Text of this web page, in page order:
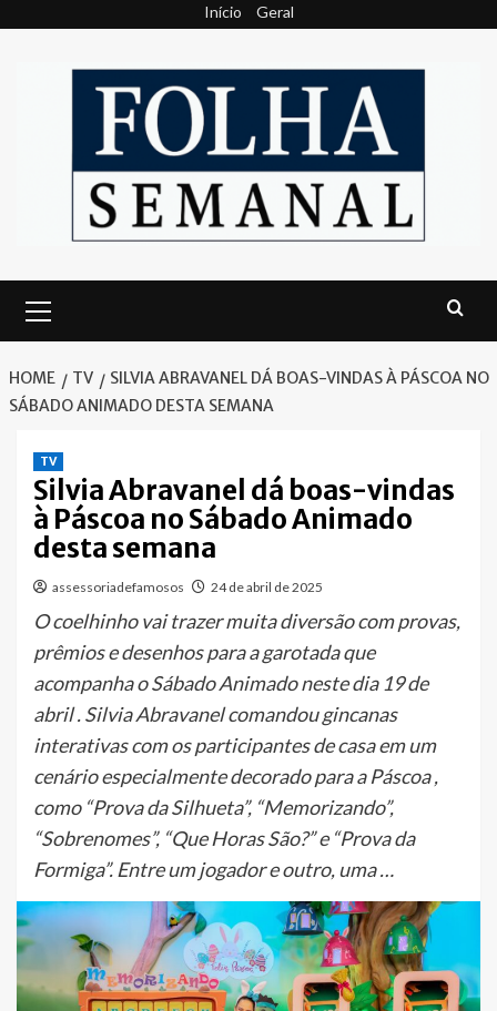
Início Geral
Menu
HOME TV
SILVIA ABRAVANEL DÁ BOAS-VINDAS À PÁSCOA NO
SÁBADO ANIMADO DESTA SEMANA
TV
Silvia Abravanel dá boas-vindas
à Páscoa no Sábado Animado
desta semana
assessoriadefamosos 24 de abril de 2025
O coelhinho vai trazer muita diversão com provas,
prêmios e desenhos para a garotada que
acompanha o Sábado Animado neste dia 19 de
abril . Silvia Abravanel comandou gincanas
interativas com os participantes de casa em um
cenário especialmente decorado para a Páscoa ,
como “Prova da Silhueta”, “Memorizando”,
“Sobrenomes”, “Que Horas São?” e “Prova da
Formiga”. Entre um jogador e outro, uma …